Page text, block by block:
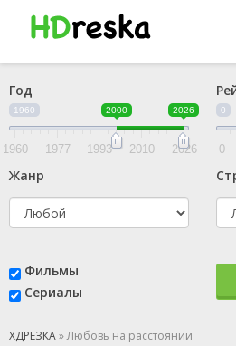
Год
1960 2000 2026
1960 1977 1993 2010 2026
0
0
Жанр
Фильмы
Сериалы
ХДРЕЗКА»Любовь на расстоянии